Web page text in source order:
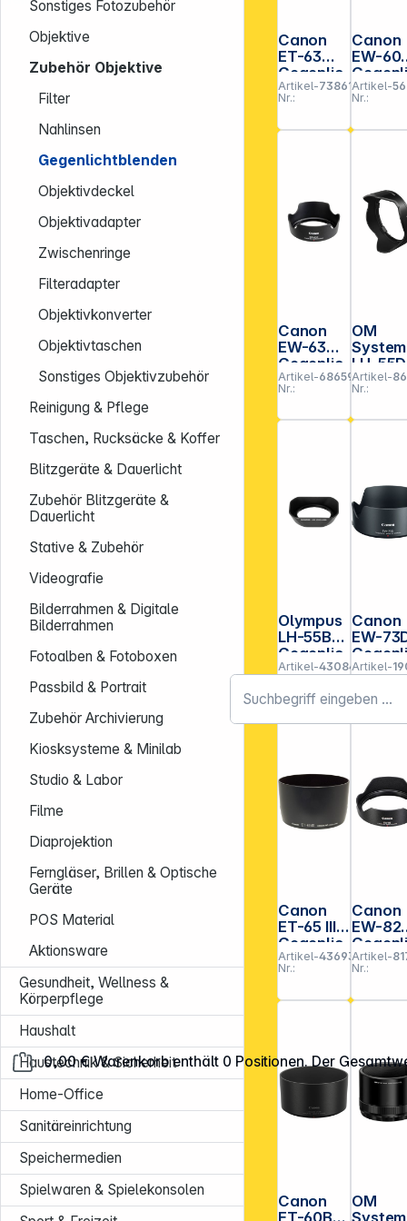
0,00 € Warenkorb enthält 0 Positionen. Der
Sonstiges Fotozubehör
Objektive
Zubehör Objektive
Filter
Nahlinsen
Gegenlichtblenden
Objektivdeckel
Objektivadapter
Zwischenringe
Filteradapter
Objektivkonverter
Objektivtaschen
Sonstiges Objektivzubehör
Reinigung & Pflege
Taschen, Rucksäcke & Koffer
Blitzgeräte & Dauerlicht
Zubehör Blitzgeräte &
Dauerlicht
Stative & Zubehör
Videografie
Bilderrahmen & Digitale
Bilderrahmen
Fotoalben & Fotoboxen
Passbild & Portrait
Zubehör Archivierung
Kiosksysteme & Minilab
Studio & Labor
Filme
Diaprojektion
Ferngläser, Brillen & Optische
Geräte
POS Material
Aktionsware
Gesundheit, Wellness &
Körperpflege
Haushalt
Haustechnik & Sicherheit
Home-Office
Sanitäreinrichtung
Speichermedien
Spielwaren & Spielekonsolen
Canon
ET-63
Gegenlic
htblende
Artikel-
Nr.:
738619
Canon
EW-
Artikel-
Nr.:
Canon
EW-63C
Gegenlic
htblende
Artikel-
Nr.:
686595
OM
System
LH-55D
für 9-
Artikel-
Nr.:
Olympus
LH-55B
Gegenlic
htblende
Artikel-
Nr.:
430843
Canon
EW-
Artikel-
Nr.:
Canon
ET-65 III
Gegenlic
htblende
Artikel-
Nr.:
436931
Canon
EW-82
Artikel-
Nr.:
Canon
ET-60B
OM
System